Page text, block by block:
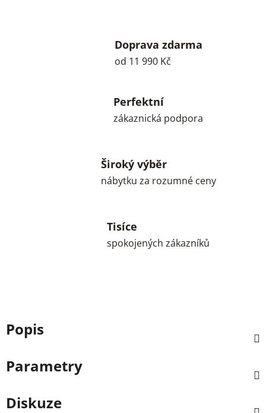
Doprava zdarma
od 11 990 Kč
Perfektní
zákaznická podpora
Široký výběr
nábytku za rozumné ceny
Tisíce
spokojených zákazníků
Popis
Parametry
Diskuze